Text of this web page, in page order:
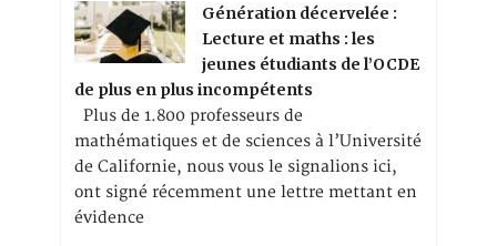
Génération décervelée :
Lecture et maths : les
jeunes étudiants de l’OCDE
de plus en plus incompétents
Plus de 1.800 professeurs de
mathématiques et de sciences à l’Université
de Californie, nous vous le signalions ici,
ont signé récemment une lettre mettant en
évidence